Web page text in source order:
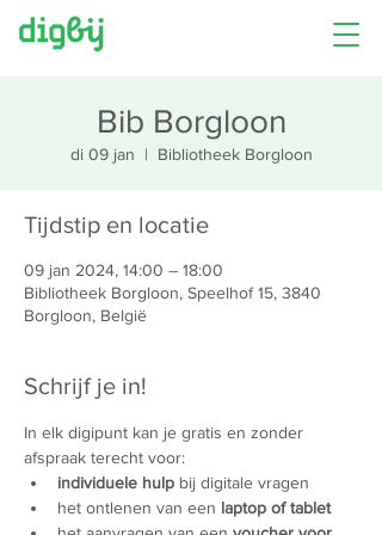
Bib Borgloon
di 09 jan
  |
Bibliotheek Borgloon
Tijdstip en locatie
09 jan 2024, 14:00 – 18:00
Bibliotheek Borgloon, Speelhof 15, 3840
Borgloon, België
Schrijf je in!
In elk digipunt kan je gratis en zonder
afspraak terecht voor:
individuele hulp bij digitale vragen
het ontlenen van een laptop of tablet